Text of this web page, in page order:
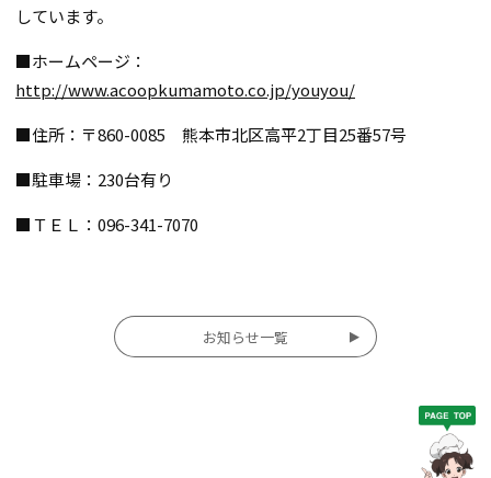
しています。
■ホームページ：
http://www.acoopkumamoto.co.jp/youyou/
■住所：〒860-0085 熊本市北区高平2丁目25番57号
■駐車場：230台有り
■ＴＥＬ：096-341-7070
投
稿
お知らせ一覧